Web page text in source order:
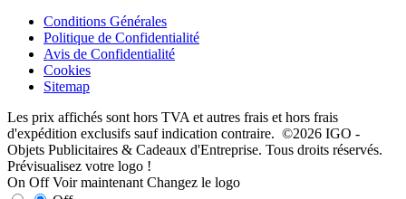
Conditions Générales
Politique de Confidentialité
Avis de Confidentialité
Cookies
Sitemap
Les prix affichés sont hors TVA et autres frais et hors frais
d'expédition exclusifs sauf indication contraire. ©2026 IGO -
Objets Publicitaires & Cadeaux d'Entreprise. Tous droits réservés.
Prévisualisez votre logo !
On Off Voir maintenant Changez le logo